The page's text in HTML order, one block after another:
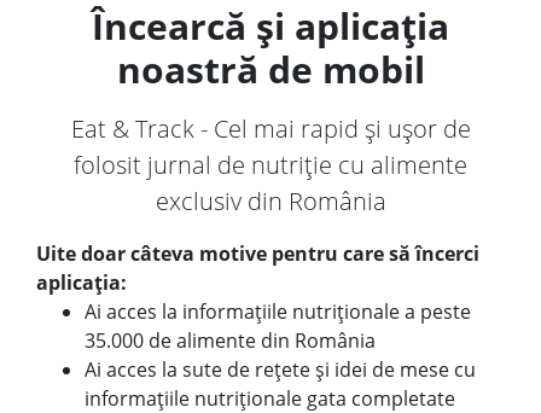
Încearcă și aplicația
noastră de mobil
Eat & Track - Cel mai rapid și ușor de
folosit jurnal de nutriție cu alimente
exclusiv din România
Uite doar câteva motive pentru care să încerci
aplicația:
Ai acces la informațiile nutriționale a peste
35.000 de alimente din România
Ai acces la sute de rețete și idei de mese cu
informațiile nutriționale gata completate